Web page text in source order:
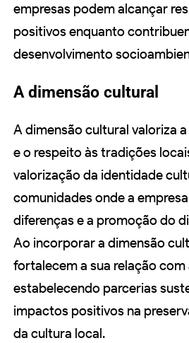
empresas podem alcançar
positivos enquanto
desenvolvimento
A dimensão cultural
A dimensão cultural valoriza
e o respeito às tradições
valorização da identidade
comunidades onde a
diferenças e a promoção do
Ao incorporar a dimensão
fortalecem a sua relação
estabelecendo parcerias
impactos positivos na
da cultura local.